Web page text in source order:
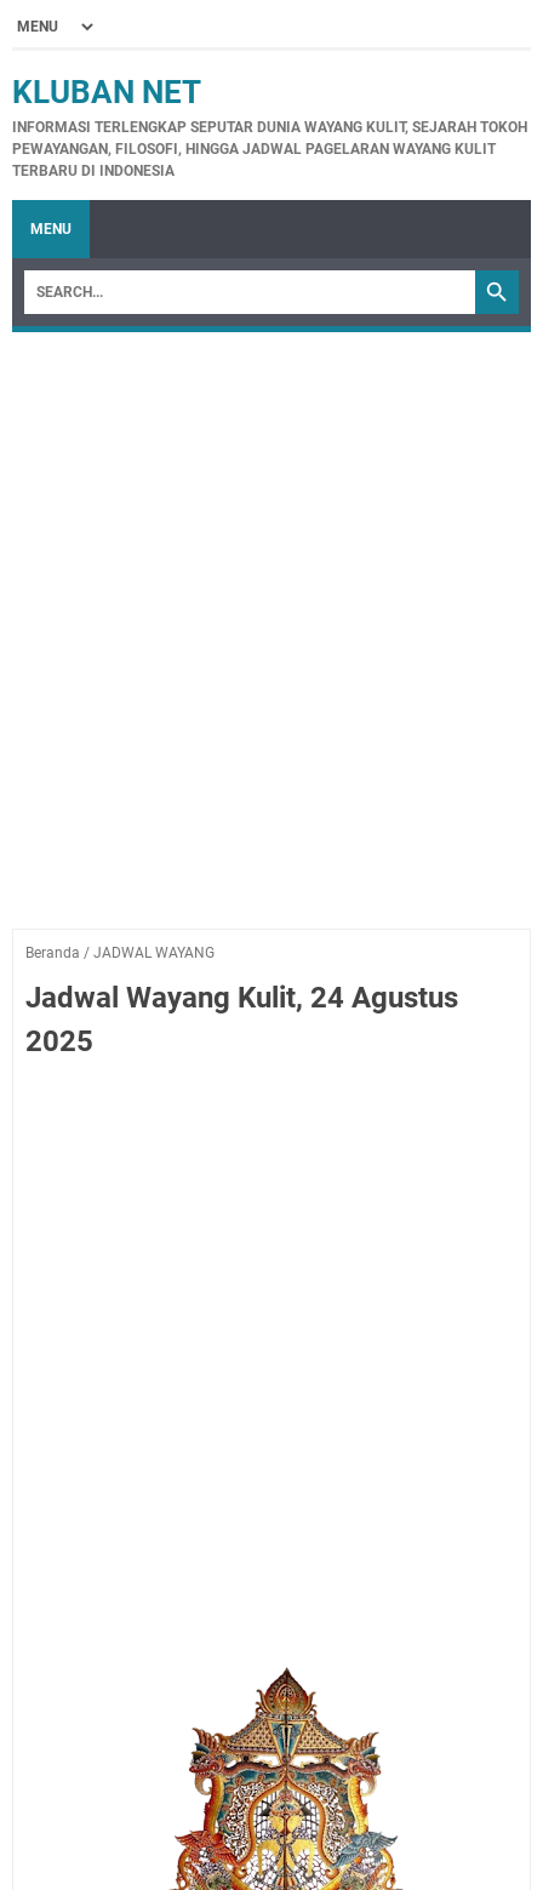
KLUBAN NET
INFORMASI TERLENGKAP SEPUTAR DUNIA WAYANG KULIT, SEJARAH TOKOH
PEWAYANGAN, FILOSOFI, HINGGA JADWAL PAGELARAN WAYANG KULIT
TERBARU DI INDONESIA
MENU
Beranda / JADWAL WAYANG
Jadwal Wayang Kulit, 24 Agustus
2025